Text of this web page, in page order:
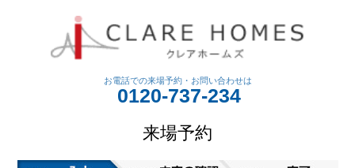
お電話での来場予約・ お問い合わせは
0120-737-234
来場予約